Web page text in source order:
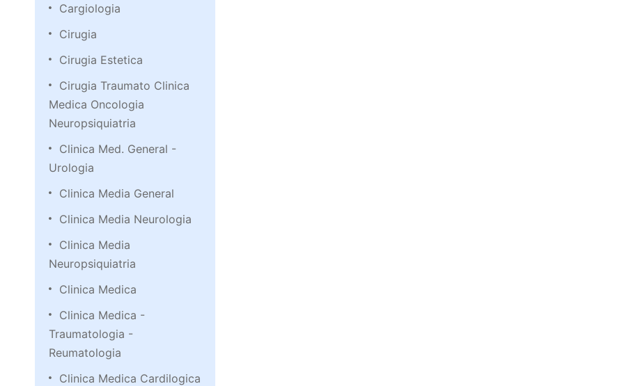
Cargiologia
Cirugia
Cirugia Estetica
Cirugia Traumato Clinica
Medica Oncologia
Neuropsiquiatria
Clinica Med. General -
Urologia
Clinica Media General
Clinica Media Neurologia
Clinica Media
Neuropsiquiatria
Clinica Medica
Clinica Medica -
Traumatologia -
Reumatologia
Clinica Medica Cardilogica